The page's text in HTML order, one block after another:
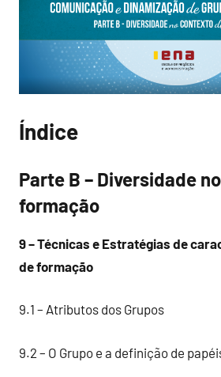
Índice
Parte B – Diversidade
formação
9 – Técnicas e Estratégias de
de formação
9.1 – Atributos dos Grupos
9.2 – O Grupo e a definição de